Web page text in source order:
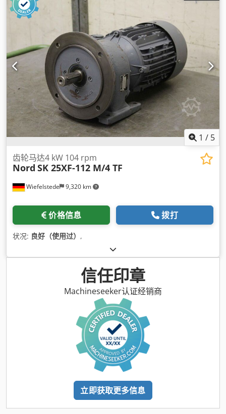
1 / 5
Wiefelstede 9,320 km
齿轮马达4 kW 104 rpm
Nord SK 25XF-112 M/4 TF
价格信息 拨打
状况: 良好（使用过） ,
信任印章
Machineseeker认证经销商
立即获取更多信息